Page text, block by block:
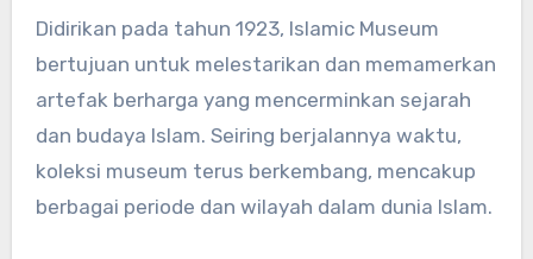
Didirikan pada tahun 1923, Islamic Museum
bertujuan untuk melestarikan dan memamerkan
artefak berharga yang mencerminkan sejarah
dan budaya Islam. Seiring berjalannya waktu,
koleksi museum terus berkembang, mencakup
berbagai periode dan wilayah dalam dunia Islam.